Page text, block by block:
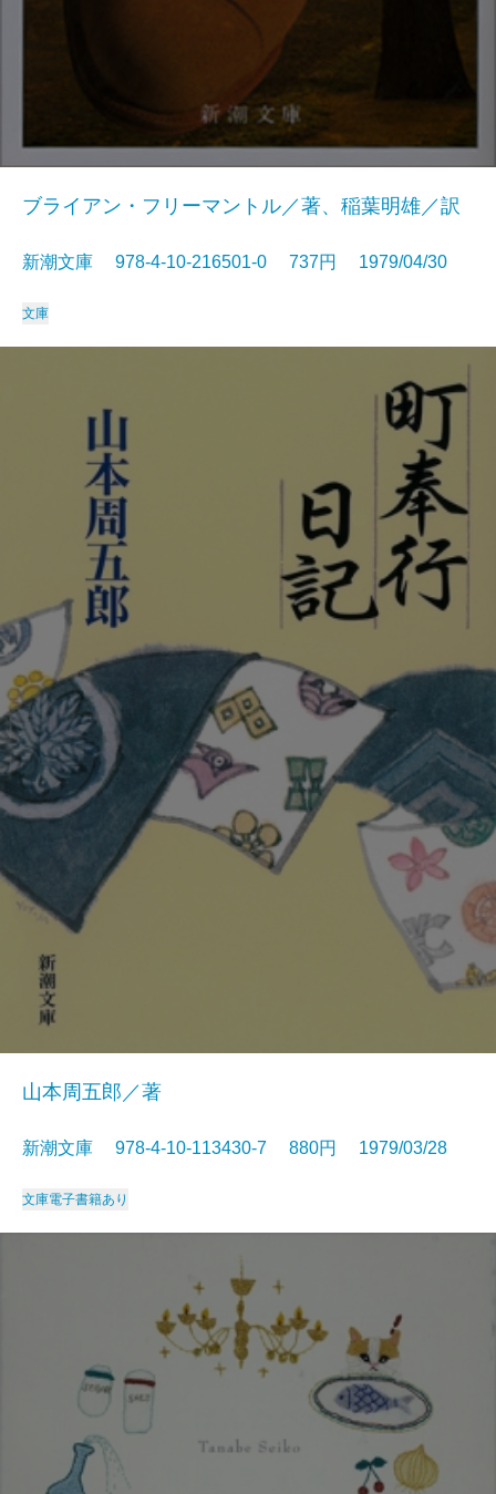
ブライアン・フリーマントル／著、稲葉明雄／訳
新潮文庫 978-4-10-216501-0 737円 1979/04/30
文庫
山本周五郎／著
新潮文庫 978-4-10-113430-7 880円 1979/03/28
文庫電子書籍あり